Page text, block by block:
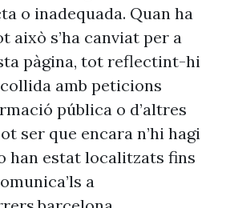
o inadequada. Quan ha
això s’ha canviat per a
pàgina, tot reflectint-hi
amb peticions
pública o d’altres
ser que encara n’hi hagi
han estat localitzats fins
a